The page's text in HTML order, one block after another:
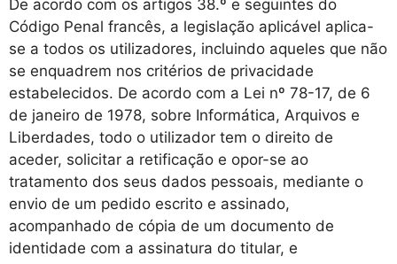
De acordo com os artigos 38.º e seguintes do
Código Penal francês, a legislação aplicável aplica-
se a todos os utilizadores, incluindo aqueles que não
se enquadrem nos critérios de privacidade
estabelecidos. De acordo com a Lei nº 78-17, de 6
de janeiro de 1978, sobre Informática, Arquivos e
Liberdades, todo o utilizador tem o direito de
aceder, solicitar a retificação e opor-se ao
tratamento dos seus dados pessoais, mediante o
envio de um pedido escrito e assinado,
acompanhado de cópia de um documento de
identidade com a assinatura do titular, e